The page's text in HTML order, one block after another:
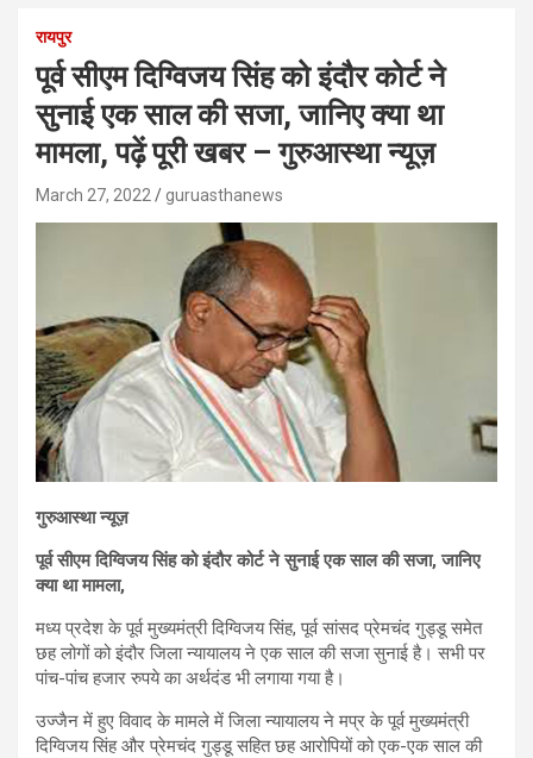
रायपुर
पूर्व सीएम दिग्विजय सिंह को इंदौर कोर्ट ने
सुनाई एक साल की सजा, जानिए क्या था
मामला, पढ़ें पूरी खबर – गुरुआस्था न्यूज़
March 27, 2022 guruasthanews
गुरुआस्था न्यूज़
पूर्व सीएम दिग्विजय सिंह को इंदौर कोर्ट ने सुनाई एक साल की सजा, जानिए
क्या था मामला,
मध्य प्रदेश के पूर्व मुख्यमंत्री दिग्विजय सिंह, पूर्व सांसद प्रेमचंद गुड्डू समेत
छह लोगों को इंदौर जिला न्यायालय ने एक साल की सजा सुनाई है। सभी पर
पांच-पांच हजार रुपये का अर्थदंड भी लगाया गया है।
उज्जैन में हुए विवाद के मामले में जिला न्यायालय ने मप्र के पूर्व मुख्यमंत्री
दिग्विजय सिंह और प्रेमचंद गुड्डू सहित छह आरोपियों को एक-एक साल की